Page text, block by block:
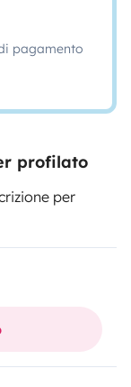
pagamento
profilato
per